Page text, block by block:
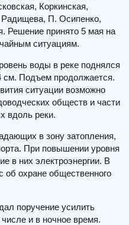
Коркинская,
Радищева, П. Осипенко,
Решение принято 5 мая на
ситуациям.
воды в реке поднялся
см. Подъем продолжается.
ситуации возможно
обществ и части
вдоль реки.
в зону затопления,
При повышении уровня
в них электроэнергии. В
об охране общественного
дал поручение усилить
и в ночное время.